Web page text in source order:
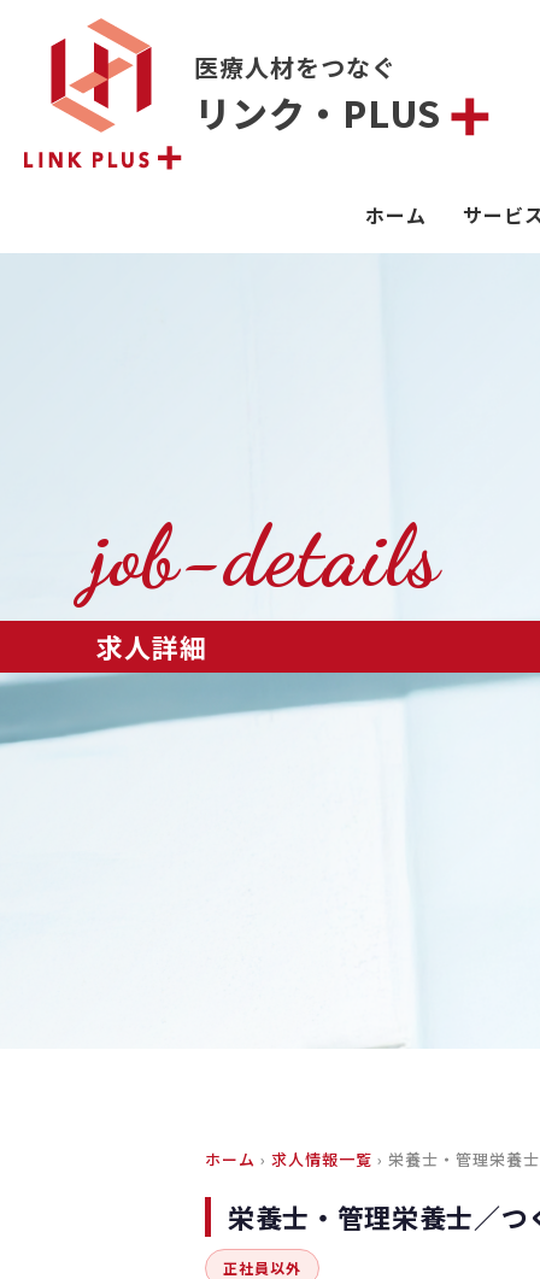
医療人材をつなぐ
リンク・PLUS
ホーム サービ
job-details
求人詳細
ホーム › 求人情報一覧 › 栄養士・管理栄養
栄養士・管理栄養士／つ
正社員以外